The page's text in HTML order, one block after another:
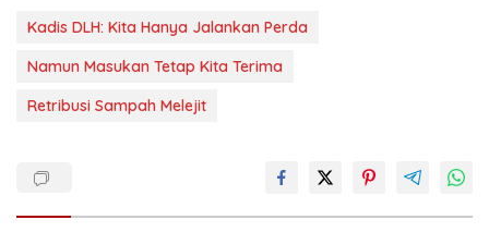
Kadis DLH: Kita Hanya Jalankan Perda
Namun Masukan Tetap Kita Terima
Retribusi Sampah Melejit